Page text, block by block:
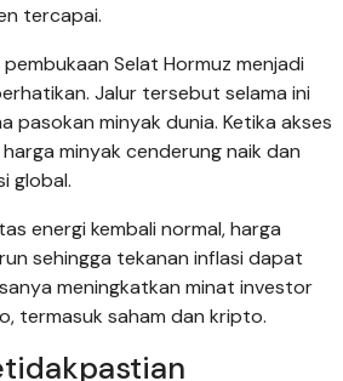
tercapai.
Selat Hormuz menjadi
Jalur tersebut selama ini
pasokan minyak dunia. Ketika akses
minyak cenderung naik dan
global.
energi kembali normal, harga
sehingga tekanan inflasi dapat
meningkatkan minat investor
termasuk saham dan kripto.